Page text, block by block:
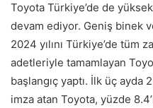
Toyota Türkiye’de de
devam ediyor. Geniş binek
2024 yılını Türkiye’de tüm
adetleriyle tamamlayan
başlangıç yaptı. İlk üç ayda
imza atan Toyota, yüzde